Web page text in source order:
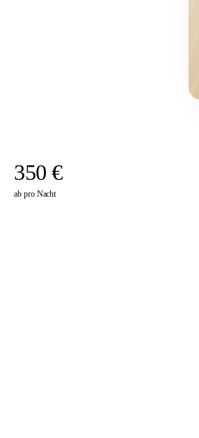
350 €
ab pro Nacht